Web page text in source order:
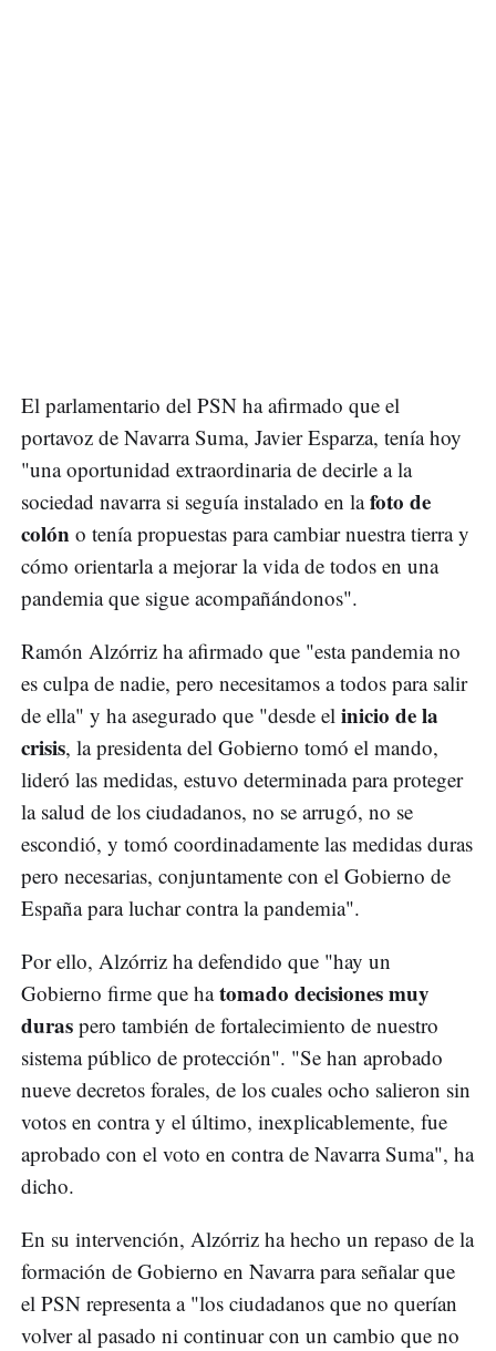
El parlamentario del PSN ha afirmado que el
portavoz de Navarra Suma, Javier Esparza, tenía hoy
"una oportunidad extraordinaria de decirle a la
sociedad navarra si seguía instalado en lafoto de
colón o tenía propuestas para cambiar nuestra tierra y
cómo orientarla a mejorar la vida de todos en una
pandemia que sigue acompañándonos".
Ramón Alzórriz ha afirmado que "esta pandemia no
es culpa de nadie, pero necesitamos a todos para salir
de ella" y ha asegurado que "desde el inicio de la
crisis, la presidenta del Gobierno tomó el mando,
lideró las medidas, estuvo determinada para proteger
la salud de los ciudadanos, no se arrugó, no se
escondió, y tomó coordinadamente las medidas duras
pero necesarias, conjuntamente con el Gobierno de
España para luchar contra la pandemia".
Por ello, Alzórriz ha defendido que "hay un
Gobierno firme que hatomado decisiones muy
duras pero también de fortalecimiento de nuestro
sistema público de protección". "Se han aprobado
nueve decretos forales, de los cuales ocho salieron sin
votos en contra y el último, inexplicablemente, fue
aprobado con el voto en contra de Navarra Suma", ha
dicho.
En su intervención, Alzórriz ha hecho un repaso de la
formación de Gobierno en Navarra para señalar que
el PSN representa a "los ciudadanos que no querían
volver al pasado ni continuar con un cambio que no